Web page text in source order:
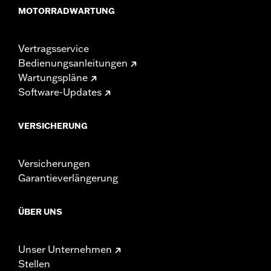
MOTORRADWARTUNG
Vertragsservice
Bedienungsanleitungen
Wartungspläne
Software-Updates
VERSICHERUNG
Versicherungen
Garantieverlängerung
ÜBER UNS
Unser Unternehmen
Stellen